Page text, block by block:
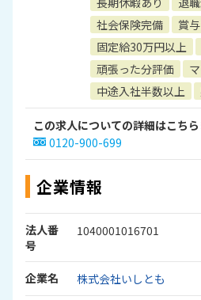
社会保険完備
賞
固定給30万円以上
頑張った分評価
中途入社半数以上
この求人についての詳細はこち
0120-900-699
企業情報
法人番
号
1040001016701
企業名 株式会社いしとも